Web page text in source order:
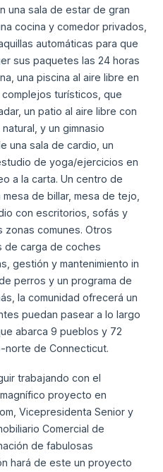
una sala de estar de gran
cocina y comedor privados,
automáticas para que
sus paquetes las 24 horas
una piscina al aire libre en
turísticos, que
un patio al aire libre con
y un gimnasio
una sala de cardio, un
de yoga/ejercicios en
a la carta. Un centro de
de billar, mesa de tejo,
con escritorios, sofás y
zonas comunes. Otros
de carga de coches
gestión y mantenimiento in
perros y un programa de
la comunidad ofrecerá un
puedan pasear a lo largo
abarca 9 pueblos y 72
norte de Connecticut.
trabajando con el
proyecto en
Vicepresidenta Senior y
Comercial de
de fabulosas
hará de este un proyecto